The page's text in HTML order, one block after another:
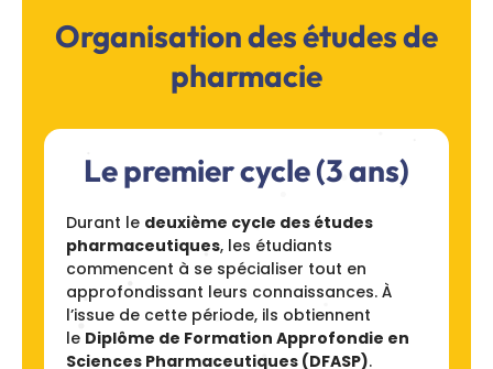
Organisation des études de
pharmacie
Le premier cycle (3 ans)
Durant le deuxième cycle des études
pharmaceutiques, les étudiants
commencent à se spécialiser tout en
approfondissant leurs connaissances. À
l’issue de cette période, ils obtiennent
le Diplôme de Formation Approfondie en
Sciences Pharmaceutiques (DFASP).